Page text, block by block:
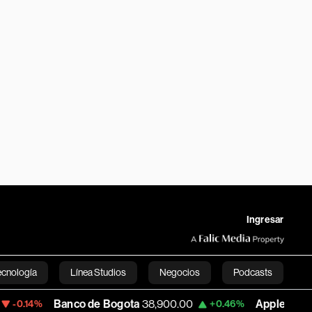
Ingresar
Línea Studios Negocios Podcasts
English
Banco de Bogota 38,900.00 +0.46% Apple 313.305